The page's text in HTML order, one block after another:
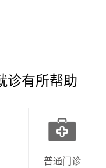
诊有所帮助
普通门诊